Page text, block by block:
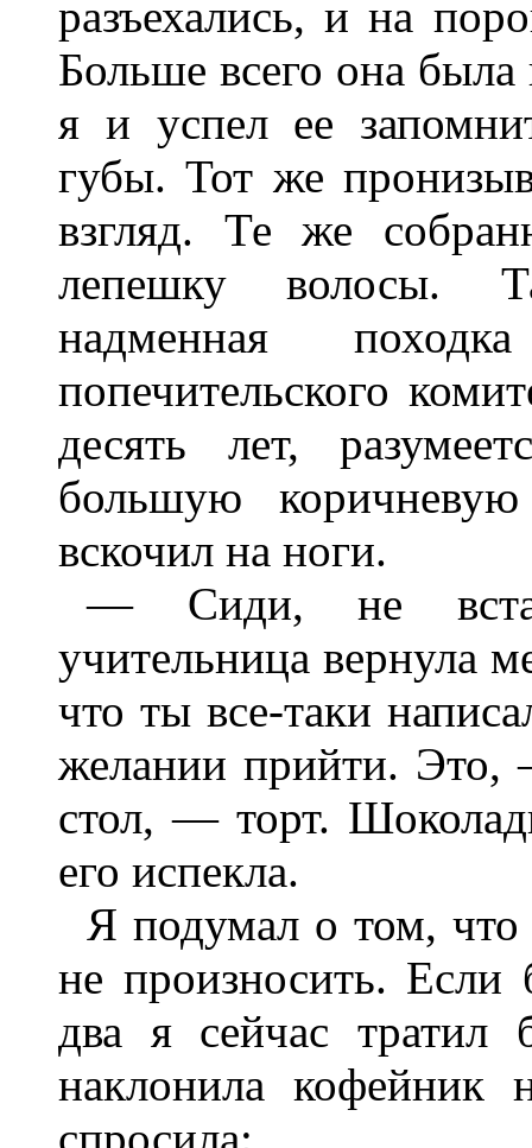
разъехались, и на
Больше всего она была
я и успел ее
губы. Тот же
взгляд. Те же
лепешку волосы.
надменная
попечительского
десять лет,
большую
вскочил на ноги.
— Сиди, не
учительница вернула
что ты все-таки
желании прийти. Это,
стол, — торт.
его испекла.
Я подумал о том,
не произносить.
два я сейчас
наклонила